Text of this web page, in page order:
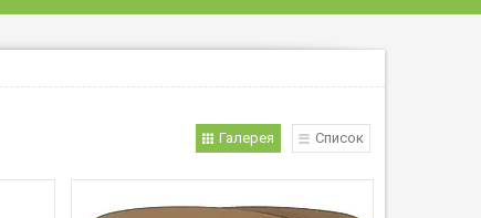
Галерея Список